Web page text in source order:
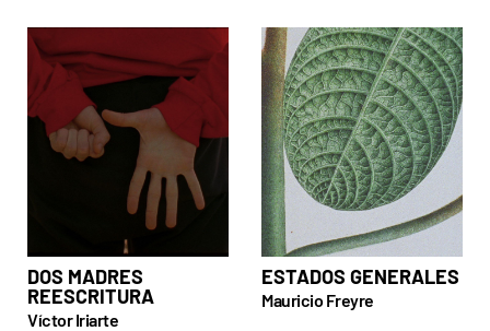
DOS MADRES
REESCRITURA
Víctor Iriarte
ESTADOS GENERALES
Mauricio Freyre